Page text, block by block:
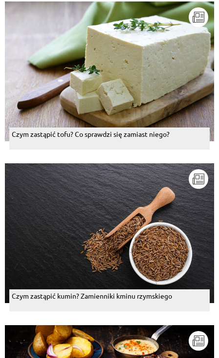
Czym zastąpić tofu? Co sprawdzi się zamiast niego?
Czym zastąpić kumin? Zamienniki kminu rzymskiego